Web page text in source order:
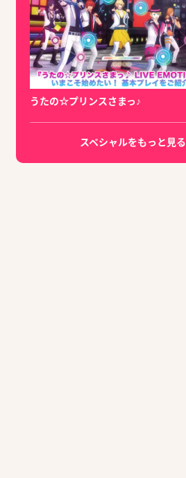
うたの☆プリンスさまっ♪
スペシャルをもっと見る